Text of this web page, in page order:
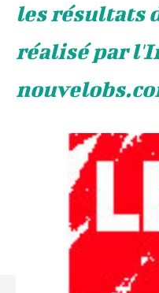
les résultats
réalisé par